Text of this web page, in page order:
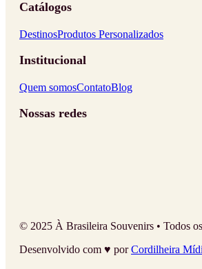
Catálogos
DestinosProdutos Personalizados
Institucional
Quem somosContatoBlog
Nossas redes
© 2025 À Brasileira Souvenirs • Todos
Desenvolvido com ♥ porCordilheira